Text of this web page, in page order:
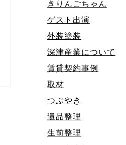
きりんごちゃん
ゲスト出演
外装塗装
深津産業について
賃貸契約事例
取材
つぶやき
遺品整理
生前整理